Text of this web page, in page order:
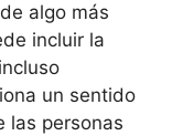
algo más
incluir la
un sentido
las personas